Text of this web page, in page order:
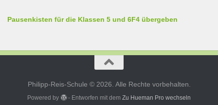
Pausenkisten für die Klassen 5 und 6F4 übergeben
Philipp-Reis-Schule © 2026. Alle Rechte vorbehalten.
Powered by - Entworfen mit dem Zu Hueman Pro wechseln